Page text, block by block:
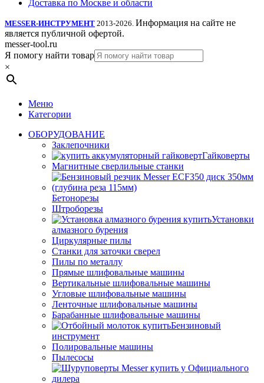
Доставка по Москве и области
MESSER-ИНСТРУМЕНТ 2013-2026. Информация на сайте не
является публичной офертой.
messer-tool.ru
Я помогу найти товар
×
Меню
Категории
ОБОРУДОВАНИЕ
Заклепочники
Гайковерты
Магнитные сверлильные станки
Бетонорезы
Штроборезы
Установки
алмазного бурения
Циркулярные пилы
Станки для заточки сверел
Пилы по металлу
Прямые шлифовальные машины
Вертикальные шлифовальные машины
Угловые шлифовальные машины
Ленточные шлифовальные машины
Барабанные шлифовальные машины
Бензиновый
инструмент
Полировальные машины
Пылесосы